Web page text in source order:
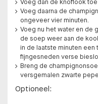
Voeg dan de knoflook
Voeg daarna de
ongeveer vier minuten.
Voeg nu het water en de
de soep weer aan de
in de laatste minuten
fijngesneden verse
Breng de
versgemalen zwarte
Optioneel: